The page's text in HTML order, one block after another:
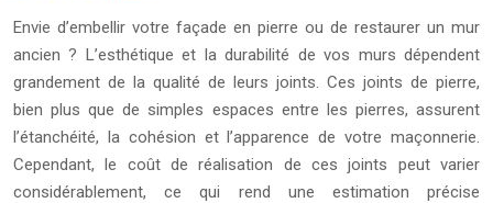
Envie d’embellir votre façade en pierre ou de restaurer un mur
ancien ? L’esthétique et la durabilité de vos murs dépendent
grandement de la qualité de leurs joints. Ces joints de pierre,
bien plus que de simples espaces entre les pierres, assurent
l’étanchéité, la cohésion et l’apparence de votre maçonnerie.
Cependant, le coût de réalisation de ces joints peut varier
considérablement, ce qui rend une estimation précise